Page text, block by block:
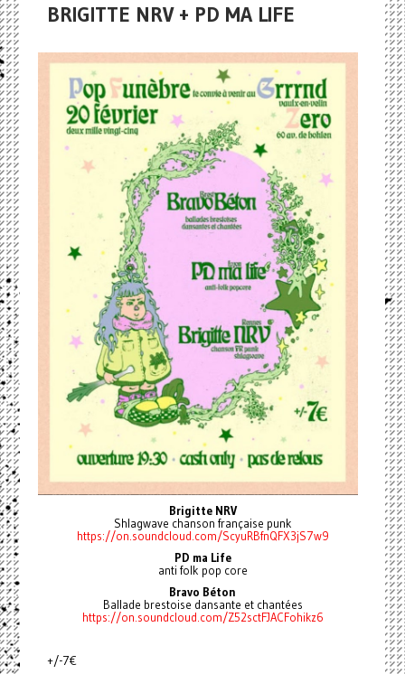
BRIGITTE NRV + PD MA LIFE
Brigitte NRV
Shlagwave chanson française punk
https://on.soundcloud.com/ScyuRBfnQFX3jS7w9
PD ma Life
anti folk pop core
Bravo Béton
Ballade brestoise dansante et chantées
https://on.soundcloud.com/Z52sctFJACFohikz6
+/-7€